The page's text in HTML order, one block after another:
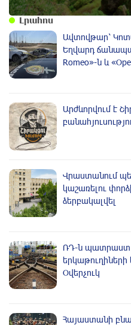
Լրահոս
Ավտովթար՝
Եղվարդ
Romeo»-ն և
Արժևորվում է
Վրաստանում
կաշառելու
ձերբակալվել
ՌԴ-ն պատրաստ
Օվերչուկ
Հայաստանի